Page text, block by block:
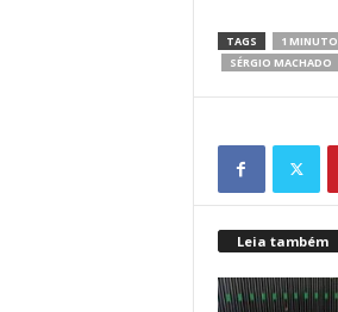
TAGS 1 MINUTO
SÉRGIO MACHADO
Leia também